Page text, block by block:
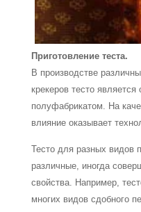
Приготовление теста.
В производстве
крекеров тесто
полуфабрикатом. На
влияние оказывает
Тесто для разных видов
различные, иногда
свойства. Например,
многих видов сдобного